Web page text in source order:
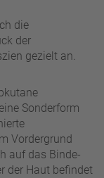
die
der
gezielt an.
Sonderform
Vordergrund
auf das Binde-
der Haut befindet